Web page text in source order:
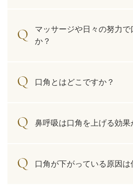
マッサージや日々の努力
か？
口角とはどこですか？
鼻呼吸は口角を上げる効果
口角が下がっている原因は